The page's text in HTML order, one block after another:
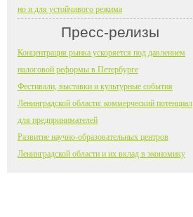
но и для устойчивого режима
Пресс-релизы
Концентрация рынка ускоряется под давлением
налоговой реформы в Петербурге
Фестивали, выставки и культурные события
Ленинградской области: коммерческий потенциал
для предпринимателей
Развитие научно-образовательных центров
Ленинградской области и их вклад в экономику